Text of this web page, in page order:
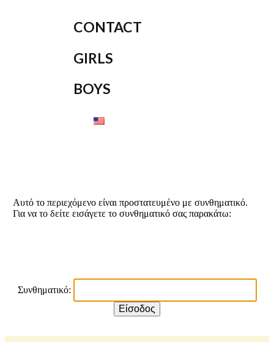
CONTACT
GIRLS
BOYS
Αυτό το περιεχόμενο είναι προστατευμένο με συνθηματικό.
Για να το δείτε εισάγετε το συνθηματικό σας παρακάτω:
Συνθηματικό: